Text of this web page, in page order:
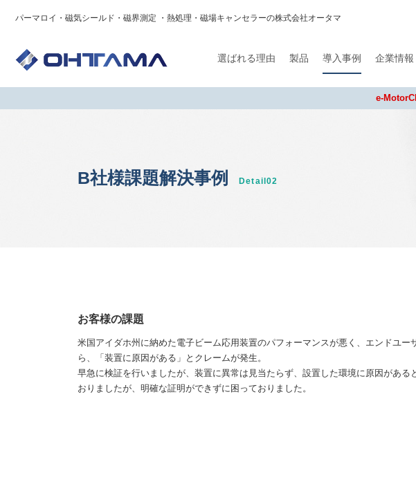
パーマロイ・磁気シールド・磁界測定 ・ 熱処理・磁場キャンセラーの株式会社オータマ
選ばれる理由 製品 導入事例 企業情報
e-
B社様課題解決事例 Detail02
お客様の課題
米国アイダホ州に納めた電子ビーム応用装置のパフォーマンスが悪く、エンドユー
ら、「装置に原因がある」とクレームが発生。
早急に検証を行いましたが、装置に異常は見当たらず、設置した環境に原因がある
おりましたが、明確な証明ができずに困っておりました。